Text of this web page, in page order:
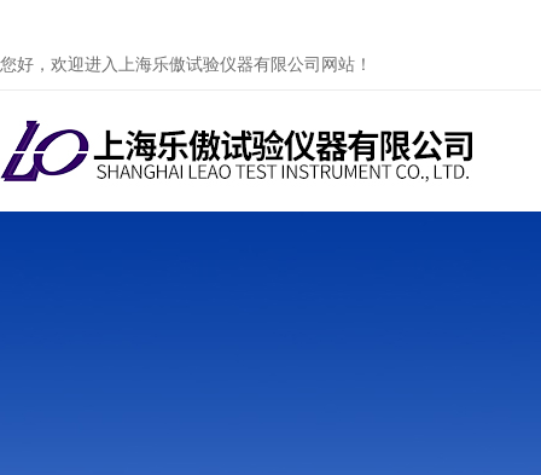
您好，欢迎进入上海乐傲试验仪器有限公司网站！